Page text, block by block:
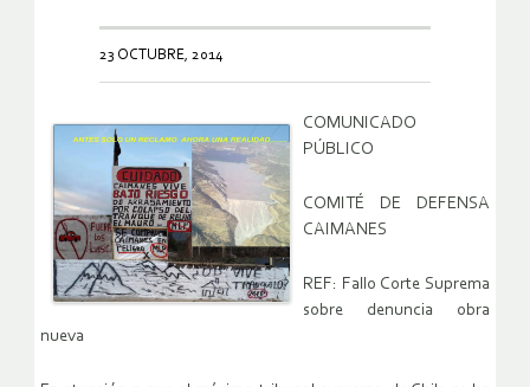
23 OCTUBRE, 2014
COMUNICADO
PÚBLICO
COMITÉ DE DEFENSA
CAIMANES
REF: Fallo Corte Suprema
sobre denuncia obra
nueva